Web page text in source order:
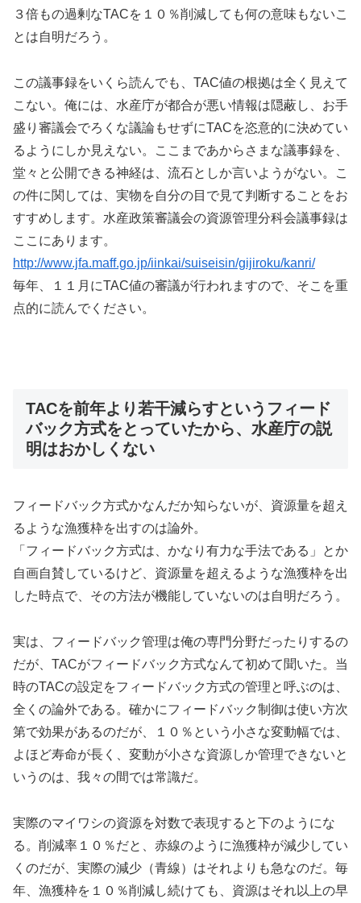
３倍もの過剰なTACを１０％削減しても何の意味もないこ
とは自明だろう。
この議事録をいくら読んでも、TAC値の根拠は全く見えて
こない。俺には、水産庁が都合が悪い情報は隠蔽し、お手
盛り審議会でろくな議論もせずにTACを恣意的に決めてい
るようにしか見えない。ここまであからさまな議事録を、
堂々と公開できる神経は、流石としか言いようがない。こ
の件に関しては、実物を自分の目で見て判断することをお
すすめします。水産政策審議会の資源管理分科会議事録は
ここにあります。
http://www.jfa.maff.go.jp/iinkai/suiseisin/gijiroku/kanri/
毎年、１１月にTAC値の審議が行われますので、そこを重
点的に読んでください。
TACを前年より若干減らすというフィード
バック方式をとっていたから、水産庁の説
明はおかしくない
フィードバック方式かなんだか知らないが、資源量を超え
るような漁獲枠を出すのは論外。
「フィードバック方式は、かなり有力な手法である」とか
自画自賛しているけど、資源量を超えるような漁獲枠を出
した時点で、その方法が機能していないのは自明だろう。
実は、フィードバック管理は俺の専門分野だったりするの
だが、TACがフィードバック方式なんて初めて聞いた。当
時のTACの設定をフィードバック方式の管理と呼ぶのは、
全くの論外である。確かにフィードバック制御は使い方次
第で効果があるのだが、１０％という小さな変動幅では、
よほど寿命が長く、変動が小さな資源しか管理できないと
いうのは、我々の間では常識だ。
実際のマイワシの資源を対数で表現すると下のようにな
る。削減率１０％だと、赤線のように漁獲枠が減少してい
くのだが、実際の減少（青線）はそれよりも急なのだ。毎
年、漁獲枠を１０％削減し続けても、資源はそれ以上の早